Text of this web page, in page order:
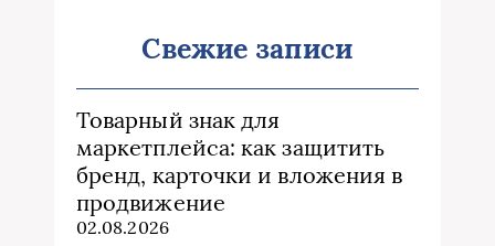
Свежие записи
Товарный знак для
маркетплейса: как защитить
бренд, карточки и вложения в
продвижение
02.08.2026